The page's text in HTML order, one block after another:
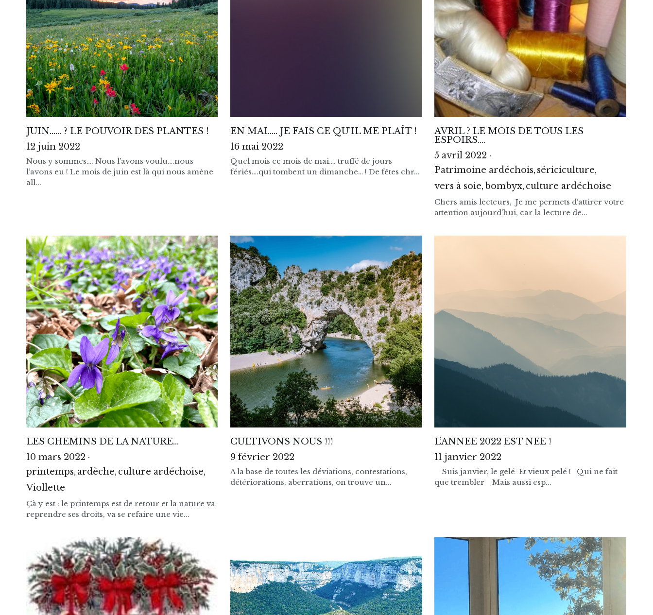
JUIN…… ? LE POUVOIR DES PLANTES !
12 juin 2022
Nous y sommes…. Nous l’avons voulu….nous
l’avons eu ! Le mois de juin est là qui nous amène
all...
EN MAI….. JE FAIS CE QU’IL ME PLAÎT !
16 mai 2022
Quel mois ce mois de mai…. truffé de jours
fériés….qui tombent un dimanche… ! De fêtes chr...
AVRIL ? LE MOIS DE TOUS LES
ESPOIRS….
5 avril 2022 ·
Patrimoine ardéchois, sériciculture,
vers à soie,bombyx, culture ardéchoise
·
1
Chers amis lecteurs, Je me permets d’attirer votre
LES CHEMINS DE LA NATURE…
10 mars 2022·
printemps,
Viollette
Çà y est : le printemps est de retour et la nature va
CULTIVONS NOUS !!!
9 février 2022
A la base de toutes les déviations, contestations,
L’ANNEE 2022 EST NEE !
11 janvier 2022
Suis janvier, le gelé Et vieux pelé ! Qui ne fait